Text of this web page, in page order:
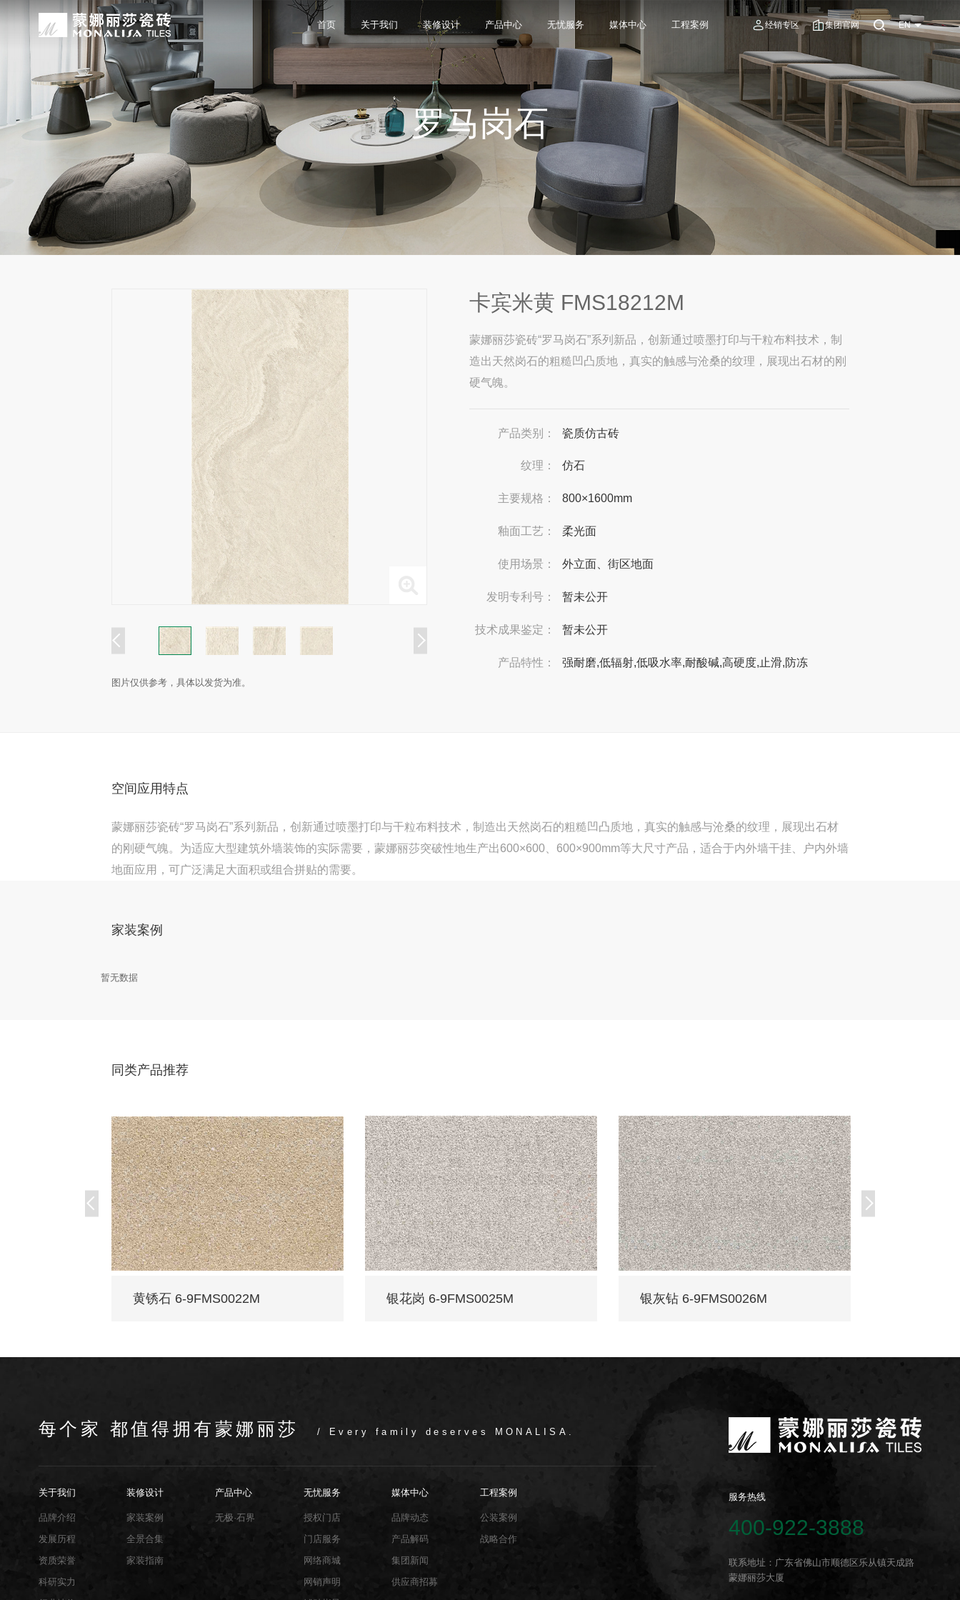
首页 关于我们
品牌介绍
发展历程
资质荣誉
行业地位
关于我们
蒙娜丽莎瓷砖品牌隶属蒙娜丽莎集团有限公司，品牌商标注册于2000年，专注于美化建筑和
生活空间，产品涵盖陶瓷砖和陶瓷薄板、大板、岩板等品类，秉承“每个家 都值得拥有蒙娜丽
莎”的品牌发展理念，将蒙娜丽莎的微笑作为营销服务的核心精神，使顾客在感受艺术化产品
的同时，享受高品质的服务所带来的精神回报，满足人们多样的生活方式需求。
装修设计
家装案例
全景合集
家装指南
装修设计
蒙娜丽莎陶瓷砖、陶瓷大板、岩板多种品类，构建起瓷砖产品全屋定制应用体系，通过上万
套家装案例的应用展示，为大家提供参考和选择。
产品中心
无极·石界 产品中心
蒙娜丽莎「無極·石界」系列遵循“无界与本真”的设计主旨，甄选全球珍稀的天然原石作为设
计蓝本，融合当代的材料应用美学，以多纹理设计、多质感工艺、多规格的动态组合打破常
规、重构空间法则，实现情绪空间的无限表达，为人们提供源源不断的美学灵感，创造无界
无极的生活空间。
无忧服务
授权门店
门店服务
网络商城
铺贴指导
瓷砖百科
无忧服务
蒙娜丽莎在全国拥有超过4000家专卖店和营销网点，打通了线上线下的营销服务渠道，为消
费者带来更多的消费与体验场景。与此同时，蒙娜丽莎对服务体系进行全新升级，推出“微笑
服务”体系以及“密缝铺贴”系统，全面打通陶瓷大板岩板销售的“最后一公里”，解决消费者家装
烦恼，实现无忧省心焕新家。
媒体中心
品牌动态
产品解码
集团新闻
媒体中心
蒙娜丽莎的微笑作为营销服务的核心精神，使顾客在感受艺术化产品的同时，享受高品质的
服务所带来的精神回报，满足人们多样的生活方式需求。
工程案例
公装案例
战略合作
工程案例
以完善的房地产战略合作管理体系，为超百家房地产企业和千万业主提供优质的产品与服
务，为陶瓷行业和房地产企业的战略合作业务树立典范。
经销专区 集团官网 EN
罗马岗石
图片仅供参考，具体以发货为准。
卡宾米黄 FMS18212M
蒙娜丽莎瓷砖“罗马岗石”系列新品，创新通过喷墨打印与干粒布料技术，制
造出天然岗石的粗糙凹凸质地，真实的触感与沧桑的纹理，展现出石材的刚
硬气魄。
产品类别： 瓷质仿古砖
纹理： 仿石
主要规格： 800×1600mm
釉面工艺： 柔光面
使用场景： 外立面、街区地面
发明专利号： 暂未公开
技术成果鉴定： 暂未公开
产品特性： 强耐磨,低辐射,低吸水率,耐酸碱,高硬度,止滑,防冻
空间应用特点
蒙娜丽莎瓷砖“罗马岗石”系列新品，创新通过喷墨打印与干粒布料技术，制造出天然岗石的粗糙凹凸质地，真实的触感与沧桑的纹理，展现出石材
的刚硬气魄。为适应大型建筑外墙装饰的实际需要，蒙娜丽莎突破性地生产出600×600、600×900mm等大尺寸产品，适合于内外墙干挂、户内外墙
地面应用，可广泛满足大面积或组合拼贴的需要。
家装案例
暂无数据
同类产品推荐
黄锈石 6-9FMS0022M 银花岗 6-9FMS0025M 银灰钻 6-9FMS0026M
每个家 都值得拥有蒙娜丽莎 / Every family deserves MONALISA.
关于我们
品牌介绍
发展历程
资质荣誉
科研实力
装修设计
家装案例
全景合集
家装指南
产品中心
无极·石界
无忧服务
授权门店
门店服务
网络商城
网销声明
媒体中心
品牌动态
产品解码
集团新闻
供应商招募
工程案例
公装案例
战略合作
服务热线
400-922-3888
联系地址：广东省佛山市顺德区乐从镇天成路
蒙娜丽莎大厦